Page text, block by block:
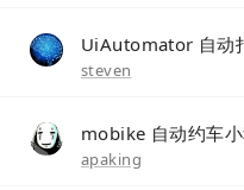
UiAutomator 自动
steven
mobike 自动约车
apaking